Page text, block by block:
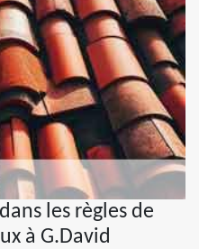
les règles de
à G.David